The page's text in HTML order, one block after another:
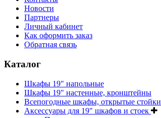
Новости
Партнеры
Личный кабинет
Как оформить заказ
Обратная связь
Каталог
Шкафы 19" напольные
Шкафы 19" настенные, кронштейны
Всепогодные шкафы, открытые стойки
Аксессуары для 19" шкафов и стоек